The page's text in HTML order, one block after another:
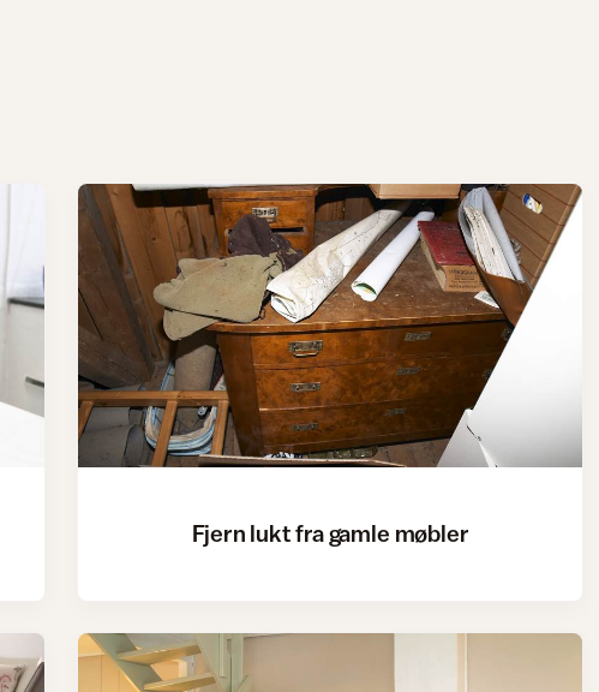
Fjern lukt fra gamle møbler